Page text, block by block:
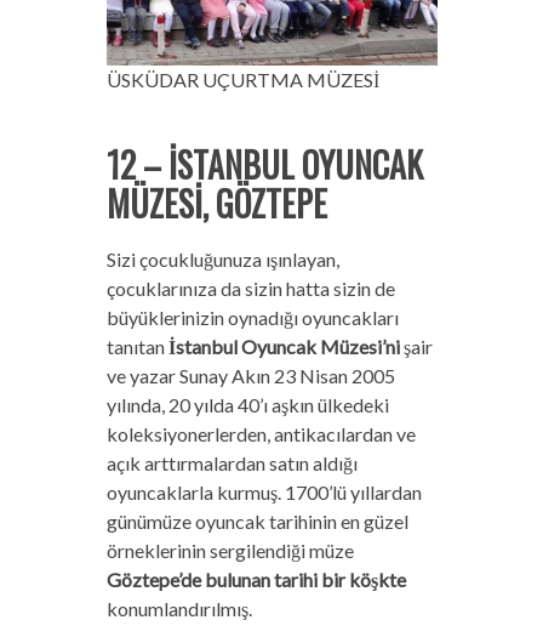
ÜSKÜDAR UÇURTMA MÜZESİ
12 – İSTANBUL OYUNCAK
MÜZESİ, GÖZTEPE
Sizi çocukluğunuza ışınlayan,
çocuklarınıza da sizin hatta sizin de
büyüklerinizin oynadığı oyuncakları
tanıtanİstanbul Oyuncak Müzesi’nişair
ve yazar Sunay Akın 23 Nisan 2005
yılında, 20 yılda 40’ı aşkın ülkedeki
koleksiyonerlerden, antikacılardan ve
açık arttırmalardan satın aldığı
oyuncaklarla kurmuş. 1700’lü yıllardan
günümüze oyuncak tarihinin en güzel
örneklerinin sergilendiği müze
Göztepe’de bulunan tarihi bir köşkte
konumlandırılmış.